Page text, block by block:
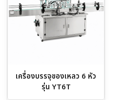
เครื่องบรรจุของเหลว 6 หัว
รุ่น YT6T